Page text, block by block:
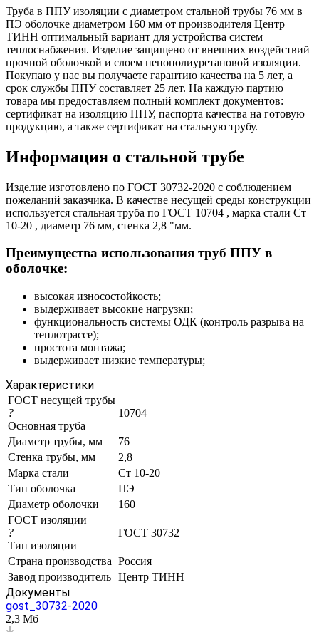
Труба в ППУ изоляции с диаметром стальной трубы 76 мм в
ПЭ оболочке диаметром 160 мм от производителя Центр
ТИНН оптимальный вариант для устройства систем
теплоснабжения. Изделие защищено от внешних воздействий
прочной оболочкой и слоем пенополиуретановой изоляции.
Покупаю у нас вы получаете гарантию качества на 5 лет, а
срок службы ППУ составляет 25 лет. На каждую партию
товара мы предоставляем полный комплект документов:
сертификат на изоляцию ППУ, паспорта качества на готовую
продукцию, а также сертификат на стальную трубу.
Информация о стальной трубе
Изделие изготовлено по ГОСТ 30732-2020 с соблюдением
пожеланий заказчика. В качестве несущей среды конструкции
используется стальная труба по ГОСТ 10704 , марка стали Ст
10-20 , диаметр 76 мм, стенка 2,8 "мм.
Преимущества использования труб ППУ в
оболочке:
высокая износостойкость;
выдерживает высокие нагрузки;
функциональность системы ОДК (контроль разрыва на
теплотрассе);
простота монтажа;
выдерживает низкие температуры;
Характеристики
ГОСТ несущей трубы
?
Основная труба
10704
Диаметр трубы, мм
76
Стенка трубы, мм
2,8
Марка стали
Ст 10-20
Тип оболочка
ПЭ
Диаметр оболочки
160
ГОСТ изоляции
?
Тип изоляции
ГОСТ 30732
Страна производства Россия
Завод производитель Центр ТИНН
Документы
gost_30732-2020
2,3 Мб